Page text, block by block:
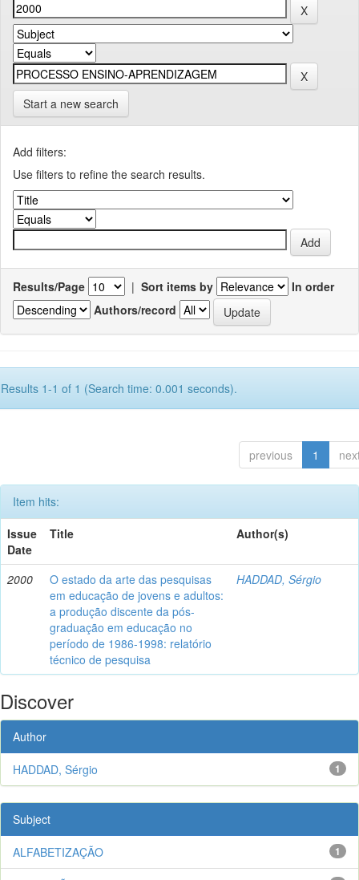
Start a new search
Add filters:
Use filters to refine the search results.
Results/Page | Sort items by
In order
Authors/record
Results 1-1 of 1 (Search time: 0.001 seconds).
previous 1
Item hits:
Issue
Date
Title Author(s)
2000
O estado da arte das pesquisas
em educação de jovens e adultos:
a produção discente da pós-
graduação em educação no
período de 1986-1998: relatório
técnico de pesquisa
HADDAD, Sérgio
Discover
Author
1
HADDAD, Sérgio
Subject
1
ALFABETIZAÇÃO